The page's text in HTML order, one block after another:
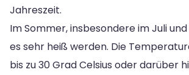
Jahreszeit.
Im Sommer, insbesondere im Juli
es sehr heiß werden. Die
bis zu 30 Grad Celsius oder darüber